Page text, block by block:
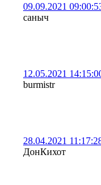
09.09.2021
саныч
12.05.2021
burmistr
28.04.2021
ДонКихот